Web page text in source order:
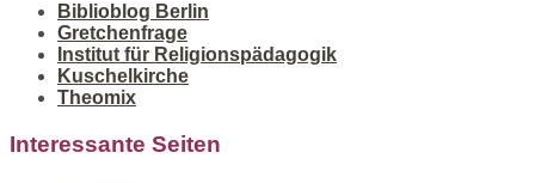
Biblioblog Berlin
Gretchenfrage
Institut für Religionspädagogik
Kuschelkirche
Theomix
Interessante Seiten